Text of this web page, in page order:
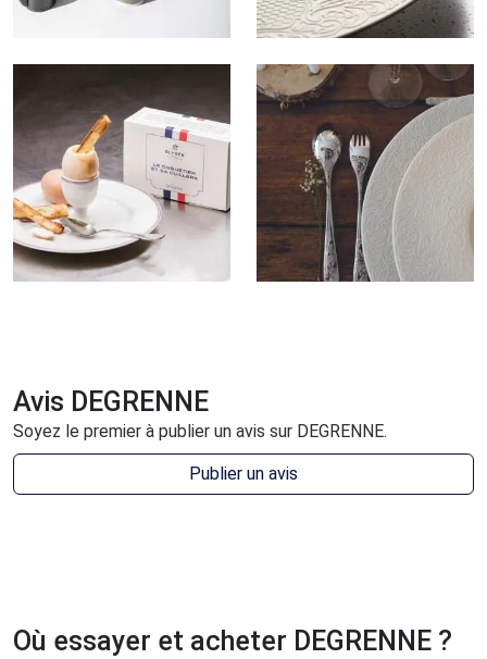
Avis DEGRENNE
Soyez le premier à publier un avis sur DEGRENNE.
Publier un avis
Où essayer et acheter DEGRENNE ?